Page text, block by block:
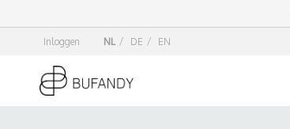
Inloggen NL / DE / EN